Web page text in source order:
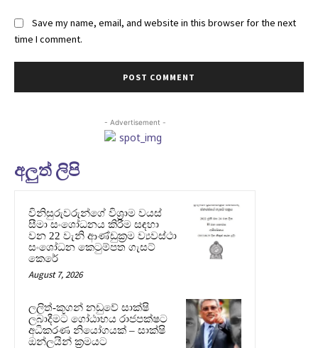
Save my name, email, and website in this browser for the next
time I comment.
- Advertisement -
අලුත් ලිපි
විනිසුරුවරුන්ගේ විශ්‍රාම වයස්
සීමා සංශෝධනය කිරීම සඳහා
වන 22 වැනි ආණ්ඩුක්‍රම ව්‍යවස්ථා
සංශෝධන කෙටුම්පත ගැසට්
කෙරේ
August 7, 2026
ලලිත්-කූගන් නඩුවේ සාක්ෂි
ලබාදීමට ගෝඨාභය රාජපක්ෂට
අධිකරණ නියෝගයක් – සාක්ෂි
ඔන්ලයින් ක්‍රමයට